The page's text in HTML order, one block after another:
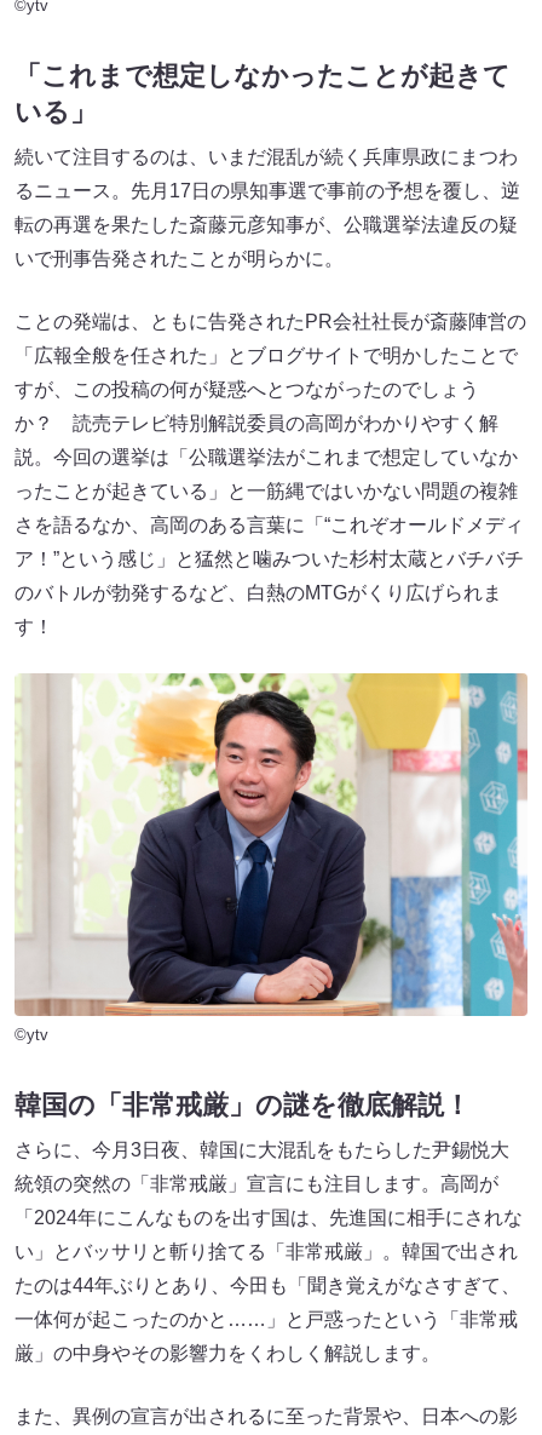
©ytv
「これまで想定しなかったことが起きて
いる」
続いて注目するのは、いまだ混乱が続く兵庫県政にまつわ
るニュース。先月17日の県知事選で事前の予想を覆し、逆
転の再選を果たした斎藤元彦知事が、公職選挙法違反の疑
いで刑事告発されたことが明らかに。
ことの発端は、ともに告発されたPR会社社長が斎藤陣営の
「広報全般を任された」とブログサイトで明かしたことで
すが、この投稿の何が疑惑へとつながったのでしょう
か？ 読売テレビ特別解説委員の高岡がわかりやすく解
説。今回の選挙は「公職選挙法がこれまで想定していなか
ったことが起きている」と一筋縄ではいかない問題の複雑
さを語るなか、高岡のある言葉に「“これぞオールドメディ
ア！”という感じ」と猛然と噛みついた杉村太蔵とバチバチ
のバトルが勃発するなど、白熱のMTGがくり広げられま
す！
©ytv
韓国の「非常戒厳」の謎を徹底解説！
さらに、今月3日夜、韓国に大混乱をもたらした尹錫悦大
統領の突然の「非常戒厳」宣言にも注目します。高岡が
「2024年にこんなものを出す国は、先進国に相手にされな
い」とバッサリと斬り捨てる「非常戒厳」。韓国で出され
たのは44年ぶりとあり、今田も「聞き覚えがなさすぎて、
一体何が起こったのかと……」と戸惑ったという「非常戒
厳」の中身やその影響力をくわしく解説します。
また、異例の宣言が出されるに至った背景や、日本への影